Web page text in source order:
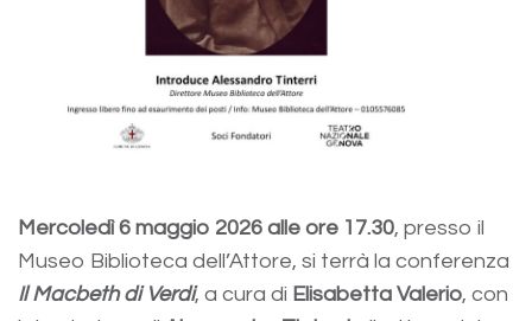
Mercoledì 6 maggio 2026 alle ore 17.30, presso il
Museo Biblioteca dell’Attore, si terrà la conferenza
Il Macbeth di Verdi, a cura di Elisabetta Valerio, con